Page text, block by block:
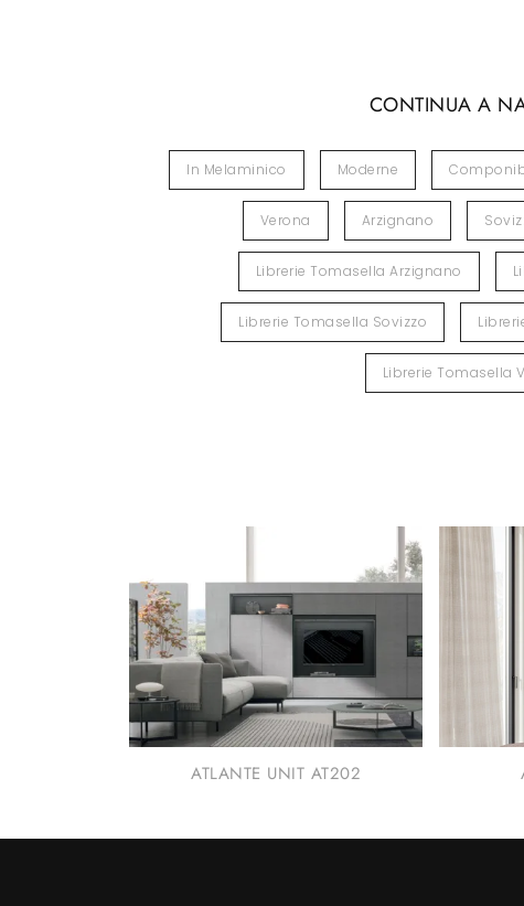
CONTINUA A
In Melaminico Moderne
Verona Arzignano
Librerie Tomasella Arzignano
Librerie Tomasella Sovizzo
Librerie Tomasella
ATLANTE UNIT AT202